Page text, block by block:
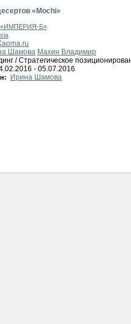
«Mochi»
Б»
Шамова Махин Владимир
/ Стратегическое
- 05.07.2016
Ирина Шамова